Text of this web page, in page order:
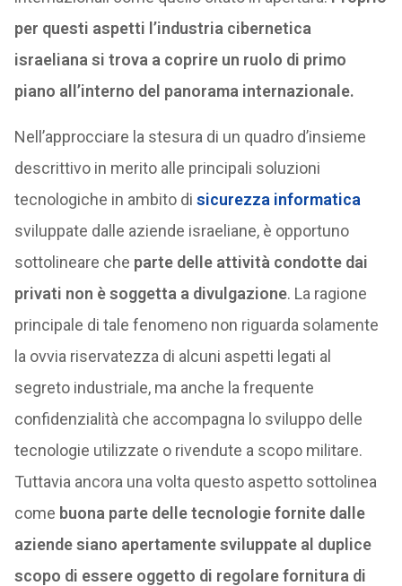
per questi aspetti l’industria cibernetica
israeliana si trova a coprire un ruolo di primo
piano all’interno del panorama internazionale.
Nell’approcciare la stesura di un quadro d’insieme
descrittivo in merito alle principali soluzioni
tecnologiche in ambito di sicurezza informatica
sviluppate dalle aziende israeliane, è opportuno
sottolineare che parte delle attività condotte dai
privati non è soggetta a divulgazione. La ragione
principale di tale fenomeno non riguarda solamente
la ovvia riservatezza di alcuni aspetti legati al
segreto industriale, ma anche la frequente
confidenzialità che accompagna lo sviluppo delle
tecnologie utilizzate o rivendute a scopo militare.
Tuttavia ancora una volta questo aspetto sottolinea
come buona parte delle tecnologie fornite dalle
aziende siano apertamente sviluppate al duplice
scopo di essere oggetto di regolare fornitura di